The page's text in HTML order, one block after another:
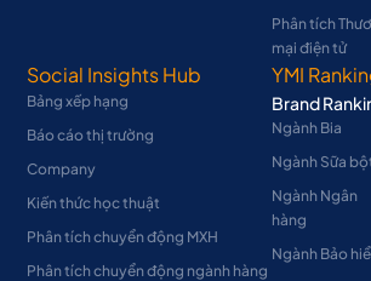
Phân tích
mại điện tử
Social Insights Hub
Bảng xếp hạng
Báo cáo thị trường
Company
Kiến thức học thuật
Phân tích chuyển động MXH
Phân tích chuyển động ngành hàng
YMI
Brand
Ngành Bia
Ngành Sữa
Ngành Ngân
hàng
Ngành Bảo